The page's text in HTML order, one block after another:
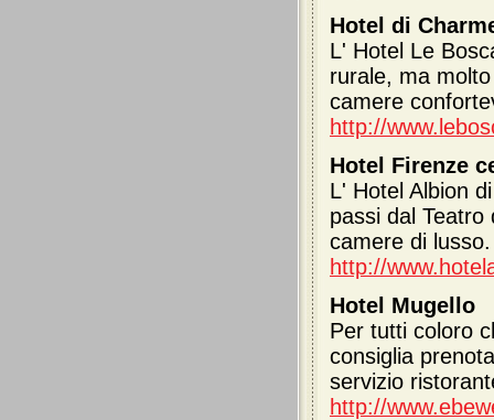
Hotel di
L' Hotel Le
rurale, ma
camere
http://
Hotel Firenze
L' Hotel Albion
passi dal
camere di lusso.
http://
Hotel Mugello
Per tutti coloro
consiglia
servizio
http://